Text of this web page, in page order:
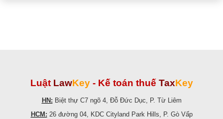
Luật LawKey - Kế toán thuế TaxKey
HN: Biệt thự C7 ngõ 4, Đỗ Đức Dục, P. Từ Liêm
HCM: 26 đường 04, KDC Cityland Park Hills, P. Gò Vấp